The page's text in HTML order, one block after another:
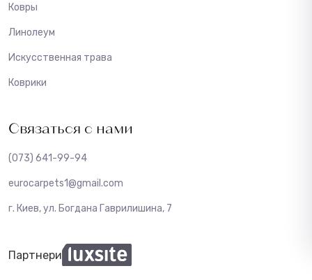
Ковры
Линолеум
Искусственная трава
Коврики
Связаться с нами
(073) 641-99-94
eurocarpets1@gmail.com
г. Киев, ул. Богдана Гаврилишина, 7
Партнери